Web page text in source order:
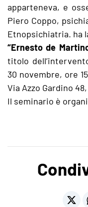
apparteneva, e
Piero Coppo,
Etnopsichiatria. ha
“Ernesto de
titolo
30 novembre, ore
Via Azzo Gardino
Il seminario è